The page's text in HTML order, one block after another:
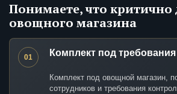
Понимаете, что критично
овощного магазина
01 Комплект под требования
Комплект под овощной магазин,
сотрудников и требования